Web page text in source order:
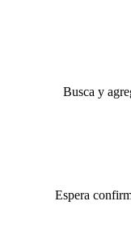
Busca y
Espera